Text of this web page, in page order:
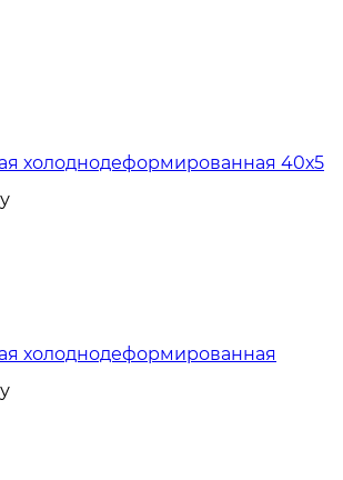
холоднодеформированная 40х5
холоднодеформированная